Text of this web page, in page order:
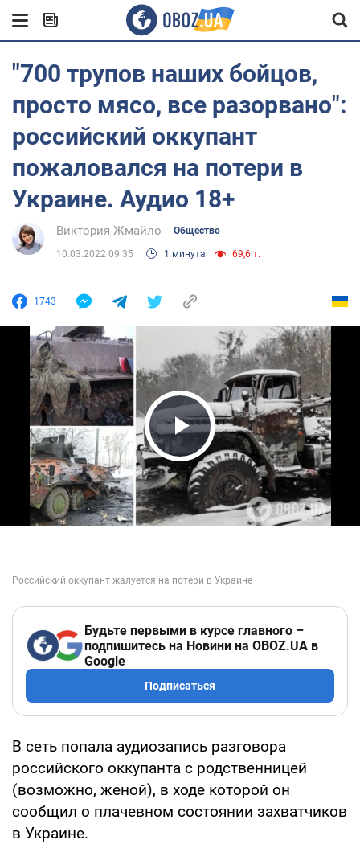
"700 трупов наших бойцов,
просто мясо, все разорвано":
российский оккупант
пожаловался на потери в
Украине. Аудио 18+
Виктория Жмайло Общество
10.03.2022 09:35 1 минута 69,6 т.
1743
Play Video
Будьте первыми в курсе главного –
подпишитесь на Новини на OBOZ.UA в
Google
Подписаться
В сеть попала аудиозапись разговора
российского оккупанта с родственницей
(возможно, женой), в ходе которой он
сообщил о плачевном состоянии захватчиков
в Украине.